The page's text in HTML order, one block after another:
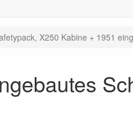
X250 Kabine + 1951